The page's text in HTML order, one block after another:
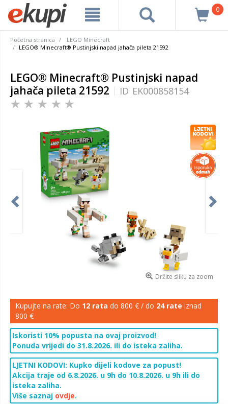
0
Početna stranica
LEGO Minecraft
LEGO® Minecraft® Pustinjski napad jahača pileta 21592
LEGO® Minecraft® Pustinjski napad
jahača pileta 21592
ID EK000858154
Držite sliku za zoom
Kupujte na rate: Do 12 rata do 800 € / do 24 rate iznad
800 €
Iskoristi 10% popusta na ovaj proizvod!
Ponuda vrijedi do 31.8.2026. ili do isteka zaliha.
LJETNI KODOVI: Kupko dijeli kodove za popust!
Akcija traje od 6.8.2026. u 9h do 10.8.2026. u 9h ili do
isteka zaliha.
Više saznaj ovdje.